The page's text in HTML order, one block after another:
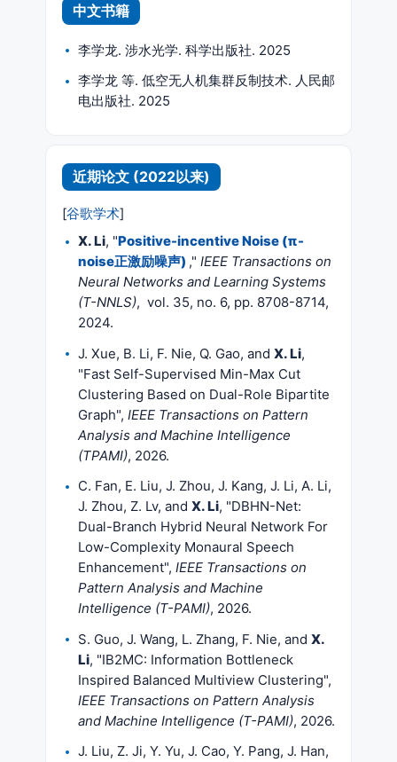
中文书籍
李学龙. 涉水光学. 科学出版社. 2025
李学龙 等. 低空无人机集群反制技术. 人民邮
电出版社. 2025
近期论文 (2022以来)
[谷歌学术]
X. Li, "Positive-incentive Noise (π-
noise正激励噪声) ," IEEE Transactions on
Neural Networks and Learning Systems
(T-NNLS), vol. 35, no. 6, pp. 8708-8714,
2024.
J. Xue, B. Li, F. Nie, Q. Gao, and X. Li,
"Fast Self-Supervised Min-Max Cut
Clustering Based on Dual-Role Bipartite
Graph", IEEE Transactions on Pattern
Analysis and Machine Intelligence
(TPAMI), 2026.
C. Fan, E. Liu, J. Zhou, J. Kang, J. Li, A. Li,
J. Zhou, Z. Lv, and X. Li, "DBHN-Net:
Dual-Branch Hybrid Neural Network For
Low-Complexity Monaural Speech
Enhancement", IEEE Transactions on
Pattern Analysis and Machine
Intelligence (T-PAMI), 2026.
S. Guo, J. Wang, L. Zhang, F. Nie, and X.
Li, "IB2MC: Information Bottleneck
Inspired Balanced Multiview Clustering",
IEEE Transactions on Pattern Analysis
and Machine Intelligence (T-PAMI), 2026.
J. Liu, Z. Ji, Y. Yu, J. Cao, Y. Pang, J. Han,